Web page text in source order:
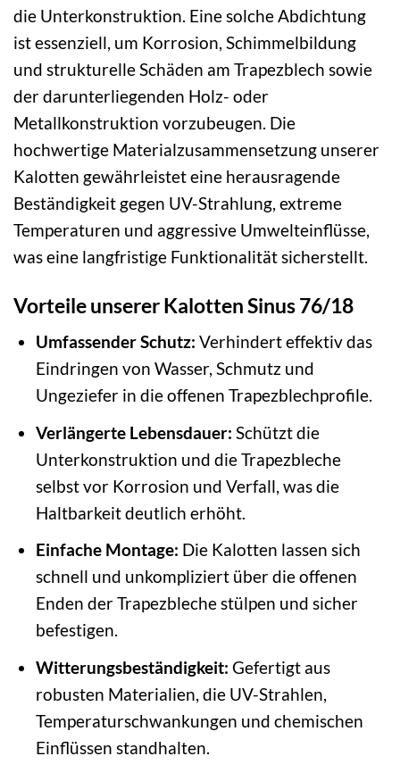
die Unterkonstruktion. Eine solche Abdichtung
ist essenziell, um Korrosion, Schimmelbildung
und strukturelle Schäden am Trapezblech sowie
der darunterliegenden Holz- oder
Metallkonstruktion vorzubeugen. Die
hochwertige Materialzusammensetzung unserer
Kalotten gewährleistet eine herausragende
Beständigkeit gegen UV-Strahlung, extreme
Temperaturen und aggressive Umwelteinflüsse,
was eine langfristige Funktionalität sicherstellt.
Vorteile unserer Kalotten Sinus 76/18
Umfassender Schutz: Verhindert effektiv das
Eindringen von Wasser, Schmutz und
Ungeziefer in die offenen Trapezblechprofile.
Verlängerte Lebensdauer: Schützt die
Unterkonstruktion und die Trapezbleche
selbst vor Korrosion und Verfall, was die
Haltbarkeit deutlich erhöht.
Einfache Montage: Die Kalotten lassen sich
schnell und unkompliziert über die offenen
Enden der Trapezbleche stülpen und sicher
befestigen.
Witterungsbeständigkeit: Gefertigt aus
robusten Materialien, die UV-Strahlen,
Temperaturschwankungen und chemischen
Einflüssen standhalten.